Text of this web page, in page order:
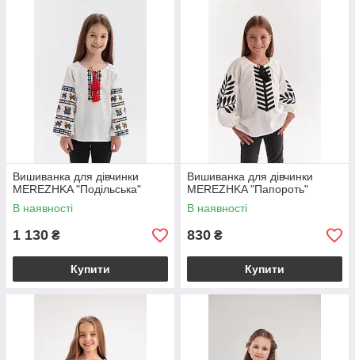
Вишиванка для дівчинки
MEREZHKA "Подільська"
В наявності
1 130 ₴
Купити
Вишиванка для дівчинки
MEREZHKA "Папороть"
В наявності
830 ₴
Купити